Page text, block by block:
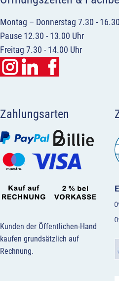
Montag – Donnerstag 7.30 -
Pause 12.30 - 13.00 Uhr
Freitag 7.30 - 14.00 Uhr
Zahlungsarten
Kunden der Öffentlichen-Hand
kaufen grundsätzlich auf
Rechnung.